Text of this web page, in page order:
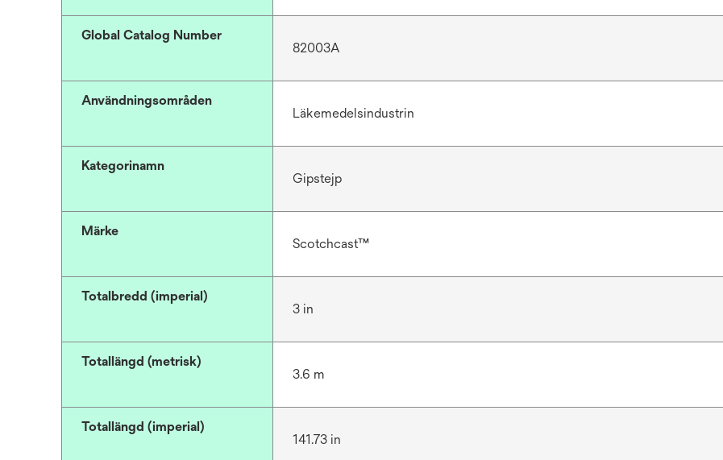
Global Catalog Number
82003A
Användningsområden
Läkemedelsindustrin
Kategorinamn
Gipstejp
Märke
Scotchcast™
Totalbredd (imperial)
3 in
Totallängd (metrisk)
3.6 m
Totallängd (imperial)
141.73 in